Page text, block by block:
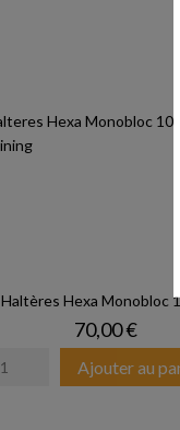
Haltères Hexa Monobloc
Prix
70,00 €
Ajouter au